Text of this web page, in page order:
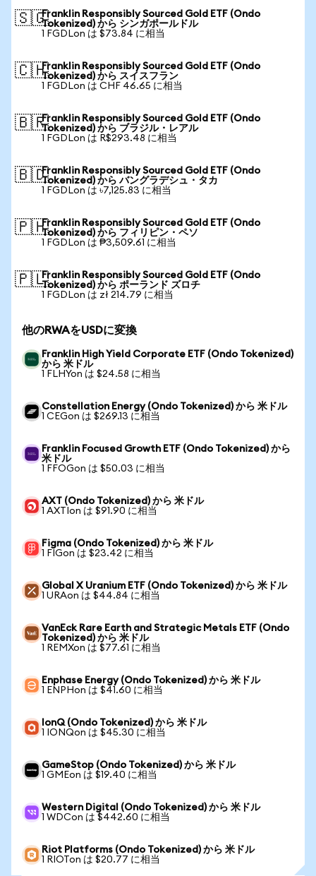
🇸🇬Franklin Responsibly Sourced Gold ETF (Ondo
Tokenized) から シンガポールドル
1 FGDLon は $73.84 に相当
🇨🇭Franklin Responsibly Sourced Gold ETF (Ondo
Tokenized) から スイスフラン
1 FGDLon は CHF 46.65 に相当
🇧🇷Franklin Responsibly Sourced Gold ETF (Ondo
Tokenized) から ブラジル・レアル
1 FGDLon は R$293.48 に相当
🇧🇩Franklin Responsibly Sourced Gold ETF (Ondo
Tokenized) から バングラデシュ・タカ
1 FGDLon は ৳7,125.83 に相当
🇵🇭Franklin Responsibly Sourced Gold ETF (Ondo
Tokenized) から フィリピン・ペソ
1 FGDLon は ₱3,509.61 に相当
🇵🇱Franklin Responsibly Sourced Gold ETF (Ondo
Tokenized) から ポーランド ズロチ
1 FGDLon は zł 214.79 に相当
他のRWAをUSDに変換
Franklin High Yield Corporate ETF (Ondo Tokenized)
から 米ドル
1 FLHYon は $24.58 に相当
Constellation Energy (Ondo Tokenized) から 米ドル
1 CEGon は $269.13 に相当
Franklin Focused Growth ETF (Ondo Tokenized) から
米ドル
1 FFOGon は $50.03 に相当
AXT (Ondo Tokenized) から 米ドル
1 AXTIon は $91.90 に相当
Figma (Ondo Tokenized) から 米ドル
1 FIGon は $23.42 に相当
Global X Uranium ETF (Ondo Tokenized) から 米ドル
1 URAon は $44.84 に相当
VanEck Rare Earth and Strategic Metals ETF (Ondo
Tokenized) から 米ドル
1 REMXon は $77.61 に相当
Enphase Energy (Ondo Tokenized) から 米ドル
1 ENPHon は $41.60 に相当
IonQ (Ondo Tokenized) から 米ドル
1 IONQon は $45.30 に相当
GameStop (Ondo Tokenized) から 米ドル
1 GMEon は $19.40 に相当
Western Digital (Ondo Tokenized) から 米ドル
1 WDCon は $442.60 に相当
Riot Platforms (Ondo Tokenized) から 米ドル
1 RIOTon は $20.77 に相当